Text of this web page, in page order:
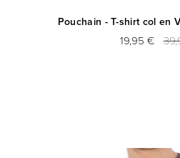
Pouchain - T-shirt col en
19,95 €